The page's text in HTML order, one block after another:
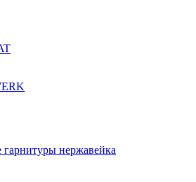
нержавейка